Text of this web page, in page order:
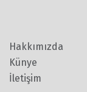
Hakkımızda
Künye
İletişim